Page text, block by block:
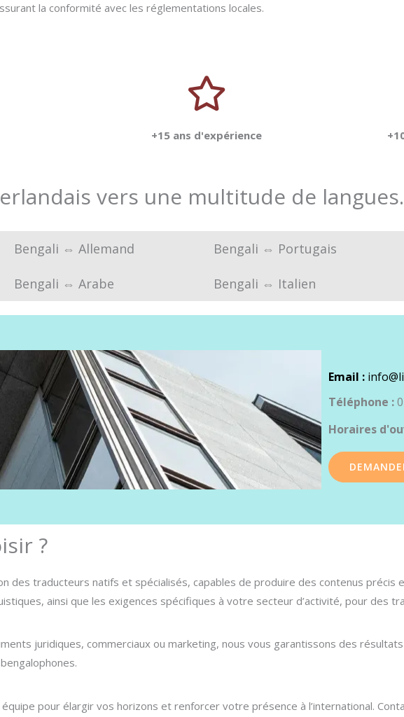
la conformité avec les réglementations locales.
+15 ans d'expérience
vers une multitude de langues.
Bengali ⇔ Allemand
Bengali ⇔ Arabe
Bengali ⇔ Portugais
Bengali ⇔ Italien
Email :
Téléphone :
Horaires
?
des traducteurs natifs et spécialisés, capables de produire des contenus précis
ainsi que les exigences spécifiques à votre secteur d’activité, pour des
juridiques, commerciaux ou marketing, nous vous garantissons des
pour élargir vos horizons et renforcer votre présence à l’international.